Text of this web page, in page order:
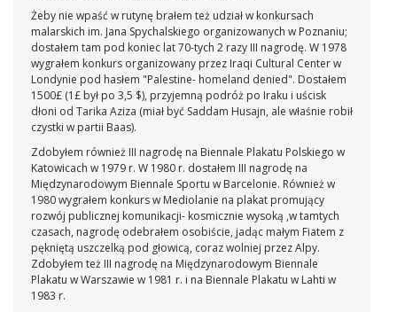
Żeby nie wpaść w rutynę brałem też udział w konkursach
malarskich im. Jana Spychalskiego organizowanych w Poznaniu;
dostałem tam pod koniec lat 70-tych 2 razy III nagrodę. W 1978
wygrałem konkurs organizowany przez Iraqi Cultural Center w
Londynie pod hasłem "Palestine- homeland denied". Dostałem
1500£ (1£ był po 3,5 $), przyjemną podróż po Iraku i uścisk
dłoni od Tarika Aziza (miał być Saddam Husajn, ale właśnie robił
czystki w partii Baas).
Zdobyłem również III nagrodę na Biennale Plakatu Polskiego w
Katowicach w 1979 r. W 1980 r. dostałem III nagrodę na
Międzynarodowym Biennale Sportu w Barcelonie. Również w
1980 wygrałem konkurs w Mediolanie na plakat promujący
rozwój publicznej komunikacji- kosmicznie wysoką ,w tamtych
czasach, nagrodę odebrałem osobiście, jadąc małym Fiatem z
pękniętą uszczelką pod głowicą, coraz wolniej przez Alpy.
Zdobyłem też III nagrodę na Międzynarodowym Biennale
Plakatu w Warszawie w 1981 r. i na Biennale Plakatu w Lahti w
1983 r.